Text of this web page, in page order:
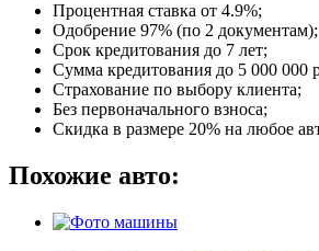
Процентная ставка от 4.9%;
Одобрение 97% (по 2 документам);
Срок кредитования до 7 лет;
Сумма кредитования до 5 000 000
Страхование по выбору клиента;
Без первоначального взноса;
Скидка в размере 20% на любое
Похожие авто: